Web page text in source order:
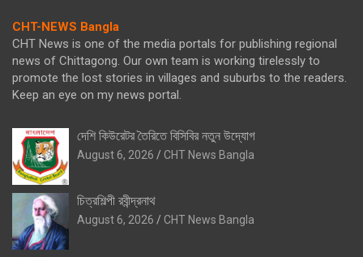
CHT-NEWS Bangla
CHT News is one of the media portals for publishing regional
news of Chittagong. Our own team is working tirelessly to
promote the lost stories in villages and suburbs to the readers.
Keep an eye on my news portal.
দেশি কিউরেটর তৈরিতে বিসিবির নতুন উদ্যোগ
August 6, 2026 CHT News Bangla
চিত্রশিল্পী রবীন্দ্রনাথ
August 6, 2026 CHT News Bangla